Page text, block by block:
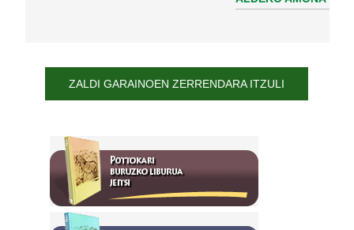
ZALDI GARAINOEN ZERRENDARA ITZULI